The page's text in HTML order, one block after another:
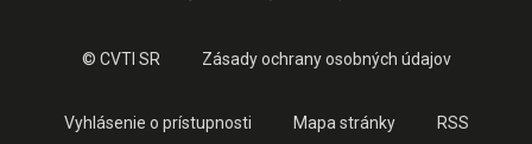
© CVTI SR Zásady ochrany osobných údajov
Vyhlásenie o prístupnosti Mapa stránky RSS